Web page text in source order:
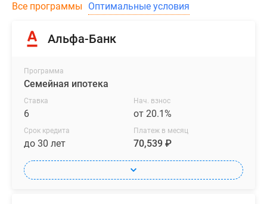
Все программы Оптимальные условия
Альфа-Банк
Программа
Семейная ипотека
Ставка
6
Нач. взнос
от 20.1%
Срок кредита
до 30 лет
Платеж в месяц
70,539 ₽